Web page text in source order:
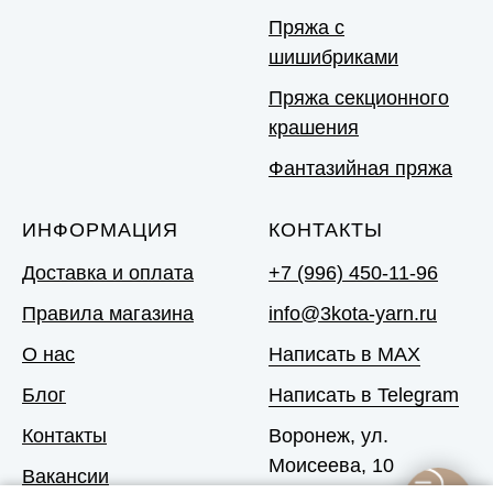
Пряжа с
шишибриками
Пряжа секционного
крашения
Фантазийная пряжа
ИНФОРМАЦИЯ
Доставка и оплата
Правила магазина
О нас
Блог
Контакты
Вакансии
КОНТАКТЫ
+7 (996) 450-11-96
info@3kota-yarn.ru
Написать в MAX
Написать в Telegram
Воронеж, ул.
Моисеева, 10